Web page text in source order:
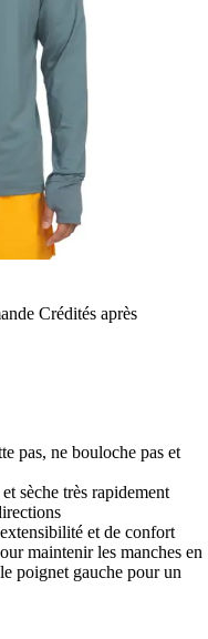
Crédités après
pas, ne bouloche pas et
sèche très rapidement
et de confort
maintenir les manches en
poignet gauche pour un